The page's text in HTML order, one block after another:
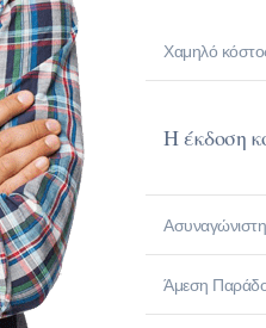
Χαμηλό
Η έκδοση
Ασυναγώνιστη
Άμεση